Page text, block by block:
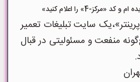
4» را اعلام کنید»
سایت تبلیغات تعمیر
منفعت و مسئولیتی در قبال